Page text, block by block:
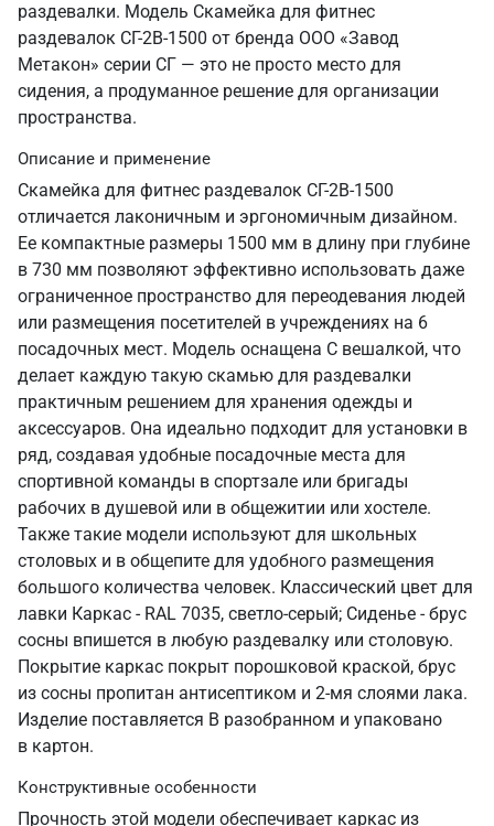
раздевалки. Модель Скамейка для фитнес
раздевалок СГ-2В-1500 от бренда ООО «Завод
Метакон» серии СГ — это не просто место для
сидения, а продуманное решение для организации
пространства.
Описание и применение
Скамейка для фитнес раздевалок СГ-2В-1500
отличается лаконичным и эргономичным дизайном.
Ее компактные размеры 1500 мм в длину при глубине
в 730 мм позволяют эффективно использовать даже
ограниченное пространство для переодевания людей
или размещения посетителей в учреждениях на 6
посадочных мест. Модель оснащена С вешалкой, что
делает каждую такую скамью для раздевалки
практичным решением для хранения одежды и
аксессуаров. Она идеально подходит для установки в
ряд, создавая удобные посадочные места для
спортивной команды в спортзале или бригады
рабочих в душевой или в общежитии или хостеле.
Также такие модели используют для школьных
столовых и в общепите для удобного размещения
большого количества человек. Классический цвет для
лавки Каркас - RAL 7035, светло-серый; Сиденье - брус
сосны впишется в любую раздевалку или столовую.
Покрытие каркас покрыт порошковой краской, брус
из сосны пропитан антисептиком и 2-мя слоями лака.
Изделие поставляется В разобранном и упаковано
в картон.
Конструктивные особенности
Прочность этой модели обеспечивает каркас из